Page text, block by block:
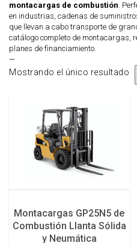
montacargas de combustión.
en industrias, cadenas de
que llevan a cabo transporte de
catálogo completo de montacargas,
planes de financiamiento.
—
Mostrando el único resultado
Montacargas GP25N5 de
Combustión Llanta Sólida
y Neumática